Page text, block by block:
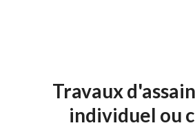
Travaux
individuel ou